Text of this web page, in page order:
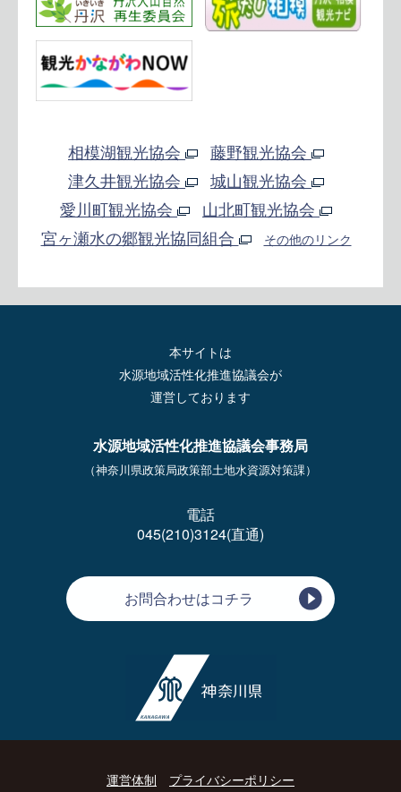
相模湖観光協会
藤野観光協会
津久井観光協会
城山観光協会
愛川町観光協会
山北町観光協会
宮ヶ瀬水の郷観光協同組合
その他のリンク
本サイトは
水源地域活性化推進協議会が
運営しております
水源地域活性化推進協議会事務局
（神奈川県政策局政策部土地水資源対策課）
電話
045(210)3124(直通)
お問合わせはコチラ
運営体制 プライバシーポリシー